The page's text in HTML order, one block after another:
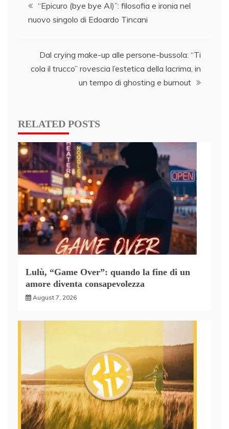
navigation
“Epicuro (bye bye AI)”: filosofia e ironia nel
nuovo singolo di Edoardo Tincani
Dal crying make-up alle persone-bussola: “Ti
cola il trucco” rovescia l’estetica della lacrima, in
un tempo di ghosting e burnout
RELATED POSTS
Lulù, “Game Over”: quando la fine di un
amore diventa consapevolezza
August 7, 2026